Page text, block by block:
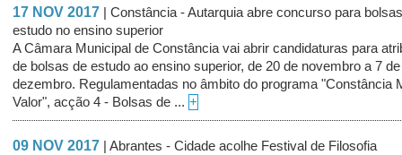
17 NOV 2017
| Constância - Autarquia abre concurso para
estudo no ensino superior
A Câmara Municipal de Constância vai abrir candidaturas para
de bolsas de estudo ao ensino superior, de 20 de novembro a 7 de
dezembro. Regulamentadas no âmbito do programa "Constância
Valor", acção 4 - Bolsas de ... +
09 NOV 2017
| Abrantes - Cidade acolhe Festival de Filosofia